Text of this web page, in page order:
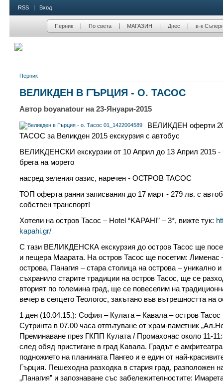
RSS Вход
Перник По света МАГАЗИН Днес в-к
Перник
ВЕЛИКДЕН В ГЪРЦИЯ - О. ТАСОС
Автор boyanatour на 23-Януари-2015
ВЕЛИКДЕН оферти
ТАСОС за Великден 2015 екскурзия с автобус
ВЕЛИКДЕНСКИ екскурзии от 10 Април до 13 Април 2015 -
брега на морето
насред зеления оазис, наречен - ОСТРОВ ТАСОС
ТОП оферта ранни записвания до 17 март - 279 лв. с
собствен транспорт!
Хотели на остров Тасос – Hotel “KAPAHI” – 3*, вижте тук:
kapahi.gr/
С тази ВЕЛИКДЕНСКА екскурзия до остров Тасос ще
и пещера Маарата. На остров Тасос ще посетим: Лименас
острова, Панагия – стара столица на острова – уникално
съхранило старите традиции на остров Тасос, ще се
вторият по големина град, ще се повеселим на
вечер в селцето Теологос, закътано във вътрешността на
1 ден (10.04.15.): София – Кулата – Кавала – остров Тасос
Сутринта в 07.00 часа отпътуване от храм-паметник
Преминаване през ГКПП Кулата / Промахонас около 11-
след обяд пристигане в град Кавала. Градът е
подножието на планината Пангео и е един от най-
Гърция. Пешеходна разходка в стария град, разположен
„Панагия” и запознаване със забележителностите: